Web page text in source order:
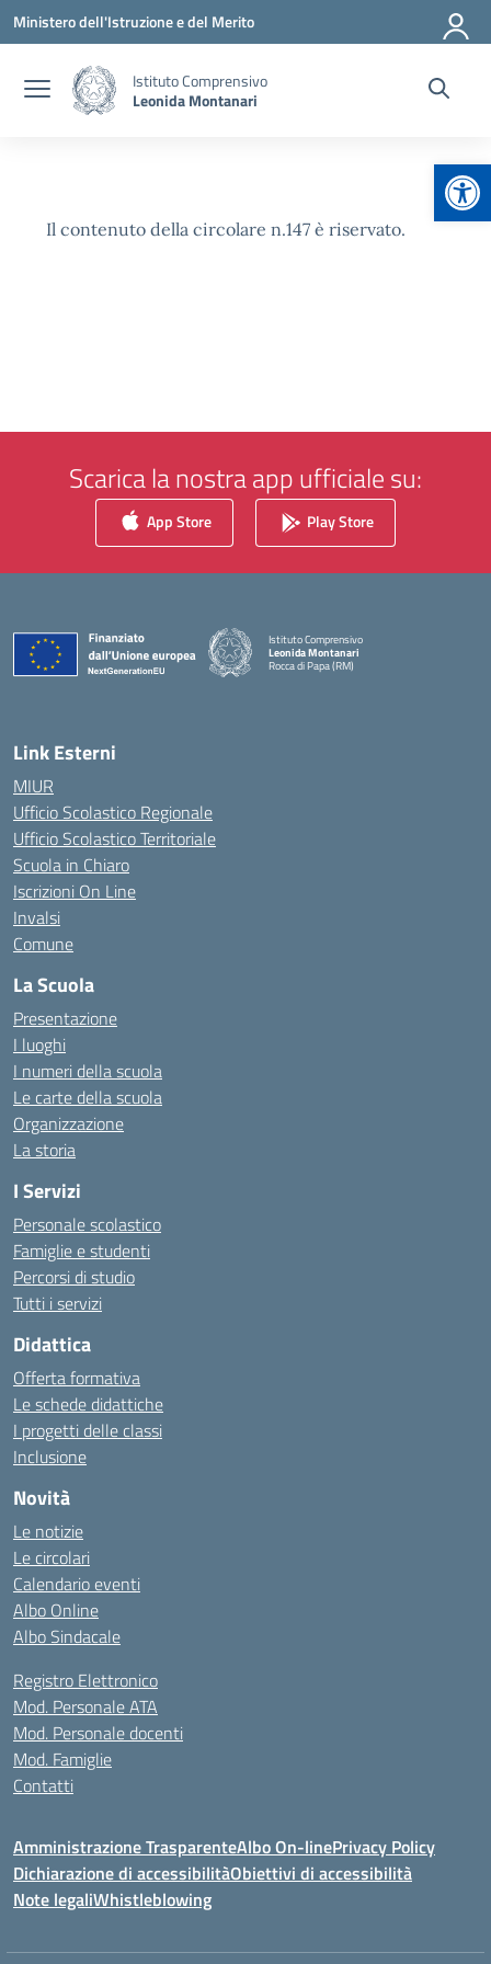
Vai ai contenuti
Vai al menu di navigazione
Vai al footer
Ministero dell'Istruzione e del Merito
Istituto Comprensivo
Leonida Montanari
Il contenuto della circolare n.147 è riservato.
Scarica la nostra app ufficiale su:
App Store Play Store
Istituto Comprensivo
Leonida Montanari
Rocca di Papa (RM)
— Visita la pagina iniziale della scuola
Link Esterni
MIUR
Ufficio Scolastico Regionale
Ufficio Scolastico Territoriale
Scuola in Chiaro
Iscrizioni On Line
Invalsi
Comune
La Scuola
Presentazione
I luoghi
I numeri della scuola
Le carte della scuola
Organizzazione
La storia
I Servizi
Personale scolastico
Famiglie e studenti
Percorsi di studio
Tutti i servizi
Didattica
Offerta formativa
Le schede didattiche
I progetti delle classi
Inclusione
Novità
Le notizie
Le circolari
Calendario eventi
Albo Online
Albo Sindacale
Registro Elettronico
Mod. Personale ATA
Mod. Personale docenti
Mod. Famiglie
Contatti
Amministrazione TrasparenteAlbo On-linePrivacy Policy
Dichiarazione di accessibilitàObiettivi di accessibilità
Note legaliWhistleblowing